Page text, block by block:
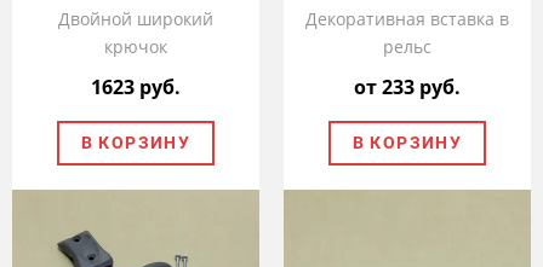
Двойной широкий
крючок
1623 руб.
В КОРЗИНУ
Декоративная вставка в
рельс
от 233 руб.
В КОРЗИНУ